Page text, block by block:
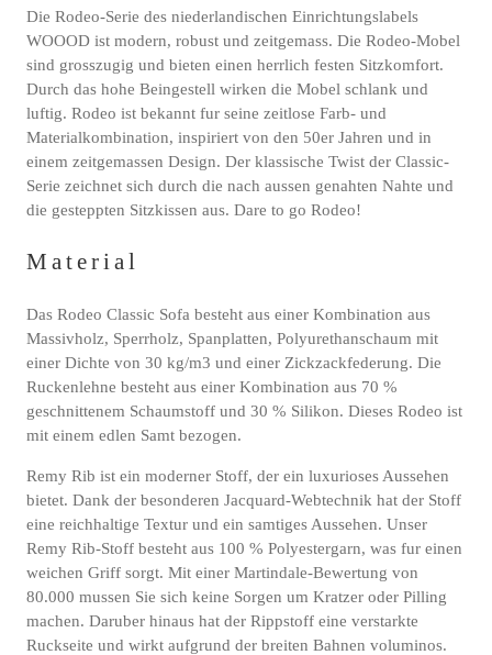
Die Rodeo-Serie des niederlandischen Einrichtungslabels
WOOOD ist modern, robust und zeitgemass. Die Rodeo-Mobel
sind grosszugig und bieten einen herrlich festen Sitzkomfort.
Durch das hohe Beingestell wirken die Mobel schlank und
luftig. Rodeo ist bekannt fur seine zeitlose Farb- und
Materialkombination, inspiriert von den 50er Jahren und in
einem zeitgemassen Design. Der klassische Twist der Classic-
Serie zeichnet sich durch die nach aussen genahten Nahte und
die gesteppten Sitzkissen aus. Dare to go Rodeo!
Material
Das Rodeo Classic Sofa besteht aus einer Kombination aus
Massivholz, Sperrholz, Spanplatten, Polyurethanschaum mit
einer Dichte von 30 kg/m3 und einer Zickzackfederung. Die
Ruckenlehne besteht aus einer Kombination aus 70 %
geschnittenem Schaumstoff und 30 % Silikon. Dieses Rodeo ist
mit einem edlen Samt bezogen.
Remy Rib ist ein moderner Stoff, der ein luxurioses Aussehen
bietet. Dank der besonderen Jacquard-Webtechnik hat der Stoff
eine reichhaltige Textur und ein samtiges Aussehen. Unser
Remy Rib-Stoff besteht aus 100 % Polyestergarn, was fur einen
weichen Griff sorgt. Mit einer Martindale-Bewertung von
80.000 mussen Sie sich keine Sorgen um Kratzer oder Pilling
machen. Daruber hinaus hat der Rippstoff eine verstarkte
Ruckseite und wirkt aufgrund der breiten Bahnen voluminos.